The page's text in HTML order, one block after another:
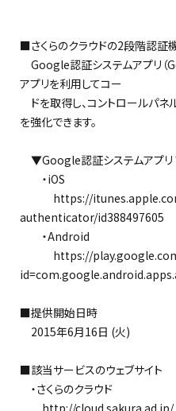
＜記
■さくらのクラウドの2段階認証
Google認証システムアプリ
アプリを利用してコー
ドを取得し、コントロールパネ
を強化できます。
▼Google認証システムアプリ
・iOS
https://
authenticator/id388497605
・Android
https://
■提供開始日時
2015年6月16日 (火)
■該当サービスのウェブサイト
・さくらのクラウド
http://cloud.sakura.ad.jp/